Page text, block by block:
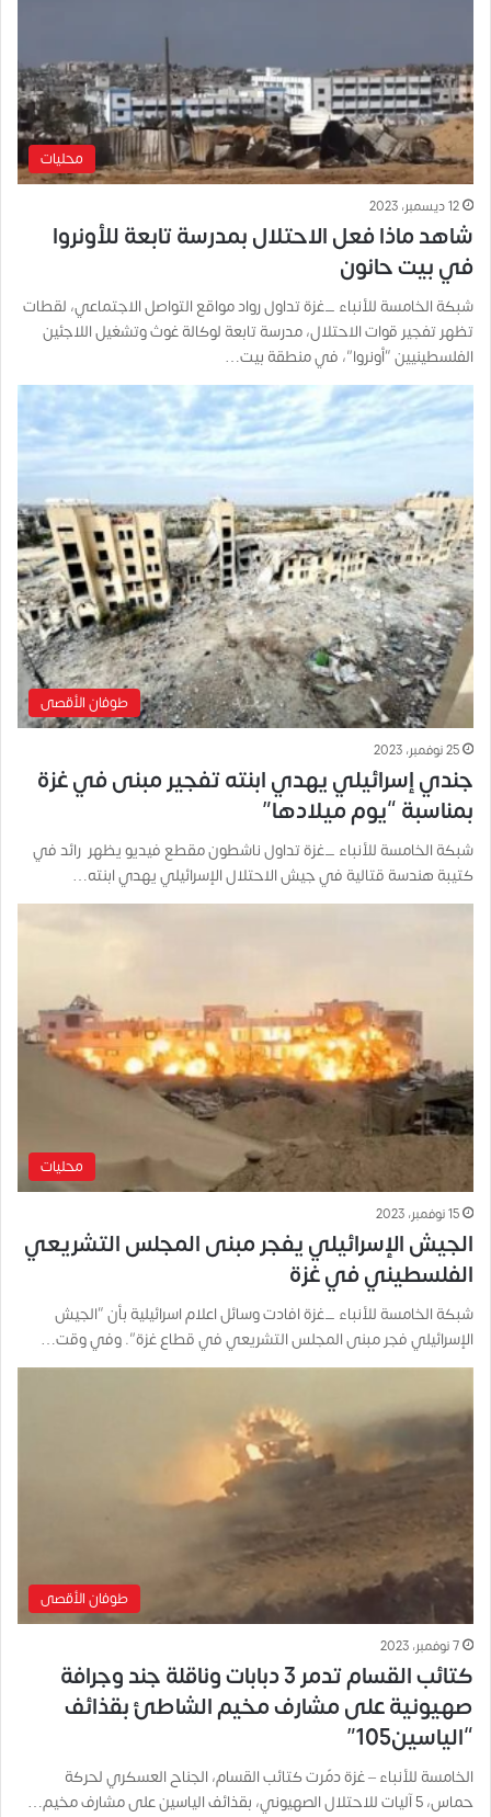
محليات
12 ديسمبر، 2023
شاهد ماذا فعل الاحتلال بمدرسة تابعة للأونروا
في بيت حانون
شبكة الخامسة للأنباء _غزة تداول رواد مواقع التواصل الاجتماعي، لقطات
تظهر تفجير قوات الاحتلال، مدرسة تابعة لوكالة غوث وتشغيل اللاجئين
الفلسطينيين “أونروا”، في منطقة بيت…
طوفان الأقصى
25 نوفمبر، 2023
جندي إسرائيلي يهدي ابنته تفجير مبنى في غزة
بمناسبة “يوم ميلادها”
شبكة الخامسة للأنباء _غزة تداول ناشطون مقطع فيديو يظهر رائد في
كتيبة هندسة قتالية في جيش الاحتلال الإسرائيلي يهدي ابنته…
محليات
15 نوفمبر، 2023
الجيش الإسرائيلي يفجر مبنى المجلس التشريعي
الفلسطيني في غزة
شبكة الخامسة للأنباء _غزة افادت وسائل اعلام اسرائيلية بأن “الجيش
الإسرائيلي فجر مبنى المجلس التشريعي في قطاع غزة”. وفي وقت…
طوفان الأقصى
7 نوفمبر، 2023
كتائب القسام تدمر 3 دبابات وناقلة جند وجرافة
صهيونية على مشارف مخيم الشاطئ بقذائف
“الياسين105”
الخامسة للأنباء – غزة دمّرت كتائب القسام، الجناح العسكري لحركة
حماس، 5 آليات للاحتلال الصهيوني، بقذائف الياسين على مشارف مخيم…